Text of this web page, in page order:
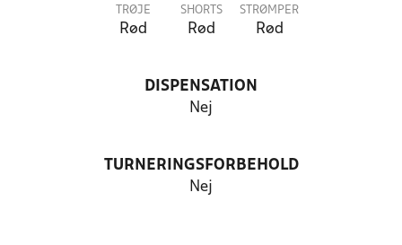
TRØJE
Rød
SHORTS
Rød
STRØMPER
Rød
DISPENSATION
Nej
TURNERINGSFORBEHOLD
Nej